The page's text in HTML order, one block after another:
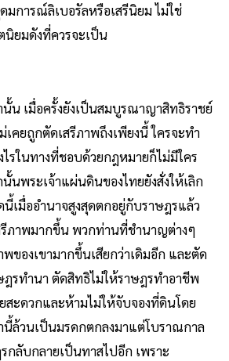
การณ์ลิเบอรัลหรือเสรีนิยม ไม่ใช่
ยมดังที่ควรจะเป็น
านั้น เมื่อครั้งยังเป็นสมบูรณาญาสิทธิราชย์
เคยถูกตัดเสรีภาพถึงเพียงนี้ ใครจะทำ
รในทางที่ชอบด้วยกฎหมายก็ไม่มีใคร
นพระเจ้าแผ่นดินของไทยยังสั่งให้เลิก
เมื่ออำนาจสูงสุดตกอยู่กับราษฎรแล้ว
ภาพมากขึ้น พวกท่านที่ชำนาญต่างๆ
ของเขามากขึ้นเสียกว่าเดิมอีก และตัด
ฎรทำนา ตัดสิทธิไม่ให้ราษฎรทำอาชีพ
สะดวกและห้ามไม่ให้จับจองที่ดินโดย
นี้ล้วนเป็นมรดกตกลงมาแต่โบราณกาล
กลับกลายเป็นทาสไปอีก เพราะ